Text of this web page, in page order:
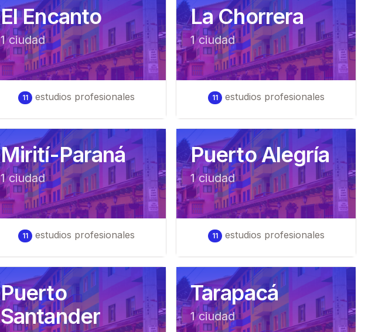
El Encanto
1ciudad
11 estudios profesionales
La Chorrera
1ciudad
11 estudios profesionales
Mirití-Paraná
1ciudad
11 estudios profesionales
Puerto Alegría
1ciudad
11 estudios profesionales
Puerto
Santander
Tarapacá
1ciudad